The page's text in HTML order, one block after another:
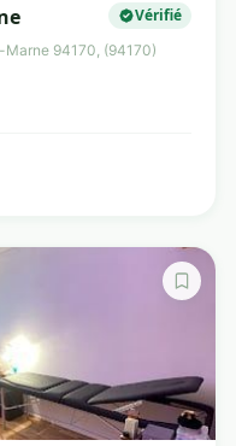
Vérifié
Marne 94170, (94170)